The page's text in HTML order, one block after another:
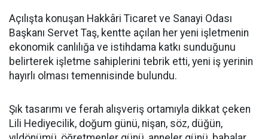
Açılışta konuşan Hakkâri Ticaret ve Sanayi Odası
Başkanı Servet Taş, kentte açılan her yeni işletmenin
ekonomik canlılığa ve istihdama katkı sunduğunu
belirterek işletme sahiplerini tebrik etti, yeni iş yerinin
hayırlı olması temennisinde bulundu.
Şık tasarımı ve ferah alışveriş ortamıyla dikkat çeken
Lili Hediyecilik, doğum günü, nişan, söz, düğün,